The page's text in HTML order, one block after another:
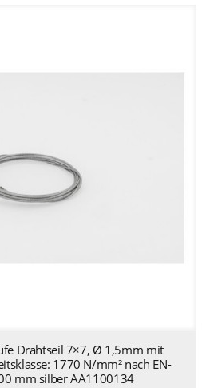
Drahtseil 7×7, Ø 1,5mm mit
1770 N/mm² nach EN-
mm silber AA1100134